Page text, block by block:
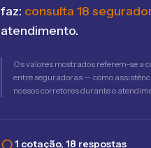
faz: consulta 18
atendimento.
Os valores mostrados referem-se a
entre seguradoras — como
nossos corretores durante o
1 cotação, 18 respostas